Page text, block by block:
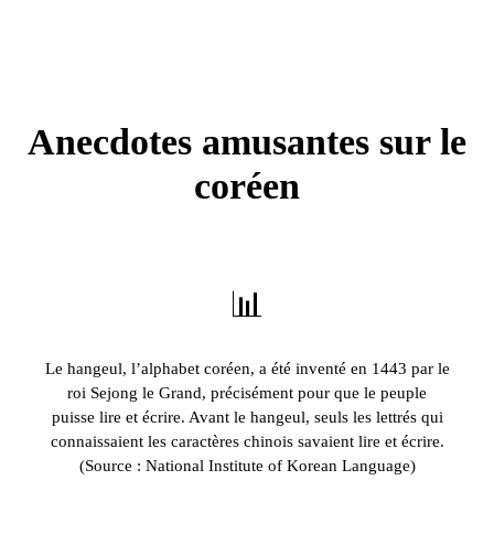
Anecdotes amusantes sur le
coréen
📊
Le hangeul, l’alphabet coréen, a été inventé en 1443 par le
roi Sejong le Grand, précisément pour que le peuple
puisse lire et écrire. Avant le hangeul, seuls les lettrés qui
connaissaient les caractères chinois savaient lire et écrire.
(Source : National Institute of Korean Language)